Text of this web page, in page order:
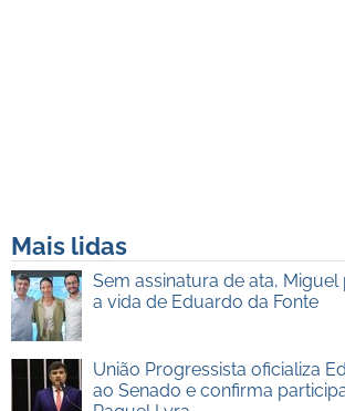
Mais lidas
Sem assinatura de ata,
a vida de Eduardo da Fonte
União Progressista oficializa
ao Senado e confirma